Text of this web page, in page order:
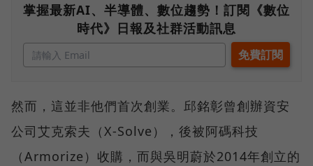
掌握最新AI、半導體、數位趨勢！訂閱《數位
時代》日報及社群活動訊息
然而，這並非他們首次創業。邱銘彰曾創辦資安
公司艾克索夫（X-Solve），後被阿碼科技
（Armorize）收購，而與吳明蔚於2014年創立的